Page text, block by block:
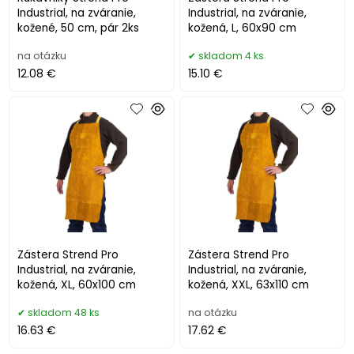
Industrial, na zváranie,
kožené, 50 cm, pár 2ks
na otázku
12.08 €
Industrial, na zváranie,
kožená, L, 60x90 cm
skladom 4 ks
15.10 €
Zástera Strend Pro
Industrial, na zváranie,
kožená, XL, 60x100 cm
skladom 48 ks
16.63 €
Zástera Strend Pro
Industrial, na zváranie,
kožená, XXL, 63x110 cm
na otázku
17.62 €